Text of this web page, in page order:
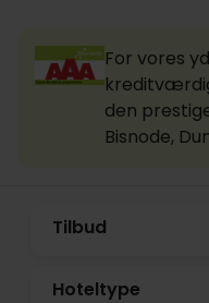
For vores
den
Bisnode,
Tilbud
Hoteltype